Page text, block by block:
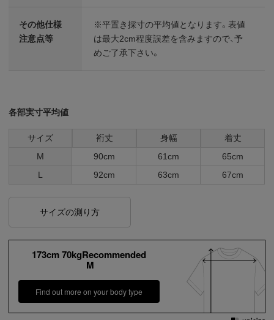
その他仕様
注意点等
※平置き採寸の平均値となります。表値
は最大2cm程度誤差を含みますので、予
めご了承下さい。
各部実寸平均値
サイズ 裄丈 身幅
着丈
M
90cm 61cm
65cm
L
92cm 63cm 67cm
サイズの測り方
173cm 70kgRecommended
M
Find out more on your body type